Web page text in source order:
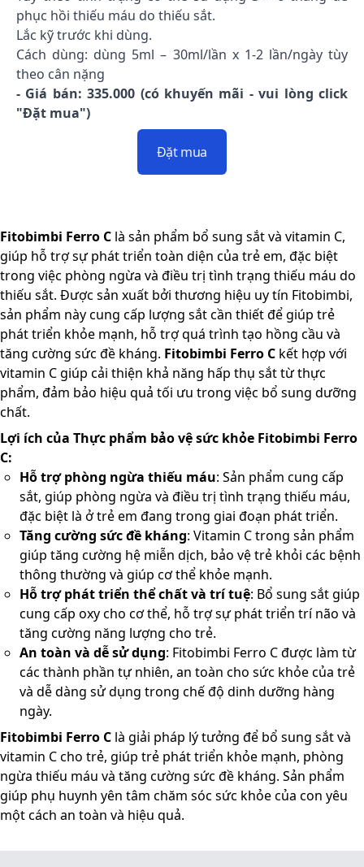
phục hồi thiếu máu do thiếu sắt.
Lắc kỹ trước khi dùng.
Cách dùng: dùng 5ml – 30ml/lần x 1-2 lần/ngày tùy
theo cân nặng
- Giá bán: 335.000 (có khuyến mãi - vui lòng click
"Đặt mua")
Đặt mua
Fitobimbi Ferro C là sản phẩm bổ sung sắt và vitamin C,
giúp hỗ trợ sự phát triển toàn diện của trẻ em, đặc biệt
trong việc phòng ngừa và điều trị tình trạng thiếu máu do
thiếu sắt. Được sản xuất bởi thương hiệu uy tín Fitobimbi,
sản phẩm này cung cấp lượng sắt cần thiết để giúp trẻ
phát triển khỏe mạnh, hỗ trợ quá trình tạo hồng cầu và
tăng cường sức đề kháng. Fitobimbi Ferro C kết hợp với
vitamin C giúp cải thiện khả năng hấp thụ sắt từ thực
phẩm, đảm bảo hiệu quả tối ưu trong việc bổ sung dưỡng
chất.
Lợi ích của Thực phẩm bảo vệ sức khỏe Fitobimbi Ferro
C:
Hỗ trợ phòng ngừa thiếu máu: Sản phẩm cung cấp
sắt, giúp phòng ngừa và điều trị tình trạng thiếu máu,
đặc biệt là ở trẻ em đang trong giai đoạn phát triển.
Tăng cường sức đề kháng: Vitamin C trong sản phẩm
giúp tăng cường hệ miễn dịch, bảo vệ trẻ khỏi các bệnh
thông thường và giúp cơ thể khỏe mạnh.
Hỗ trợ phát triển thể chất và trí tuệ: Bổ sung sắt giúp
cung cấp oxy cho cơ thể, hỗ trợ sự phát triển trí não và
tăng cường năng lượng cho trẻ.
An toàn và dễ sử dụng: Fitobimbi Ferro C được làm từ
các thành phần tự nhiên, an toàn cho sức khỏe của trẻ
và dễ dàng sử dụng trong chế độ dinh dưỡng hàng
ngày.
Fitobimbi Ferro C là giải pháp lý tưởng để bổ sung sắt và
vitamin C cho trẻ, giúp trẻ phát triển khỏe mạnh, phòng
ngừa thiếu máu và tăng cường sức đề kháng. Sản phẩm
giúp phụ huynh yên tâm chăm sóc sức khỏe của con yêu
một cách an toàn và hiệu quả.